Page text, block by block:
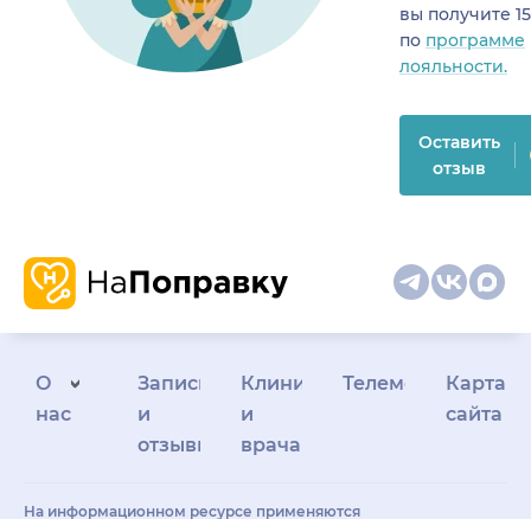
вы получите
по программе
лояльности.
Оставить
отзыв
О
нас
Запись
и
отзывы
Клиникам
и
врачам
Телемедицина
Карта
сайта
На информационном ресурсе применяются